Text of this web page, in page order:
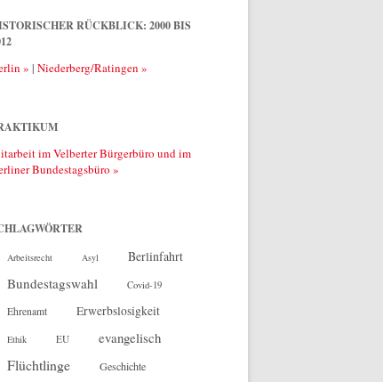
RÜCKBLICK: 2000 BIS
» | Niederberg/Ratingen »
im Velberter Bürgerbüro und im
Bundestagsbüro »
Arbeitsrecht Asyl Berlinfahrt
Bundestagswahl Covid-19
Ehrenamt Erwerbslosigkeit
Ethik EU evangelisch
Flüchtlinge Geschichte